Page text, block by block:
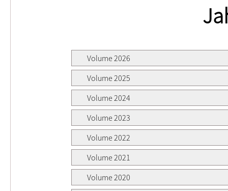
Volume 2026
Volume 2025
Volume 2024
Volume 2023
Volume 2022
Volume 2021
Volume 2020